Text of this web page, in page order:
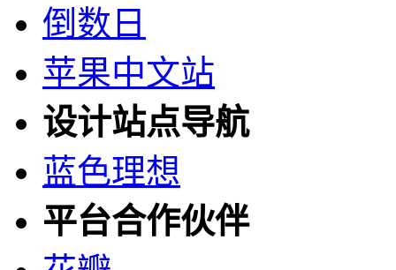
倒数日
苹果中文站
设计站点导航
蓝色理想
平台合作伙伴